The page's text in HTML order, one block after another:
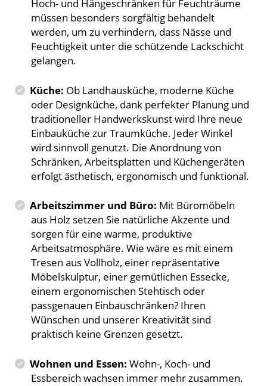
Hoch- und Hängeschränken für Feuchträume
müssen besonders sorgfältig behandelt
werden, um zu verhindern, dass Nässe und
Feuchtigkeit unter die schützende Lackschicht
gelangen.
Küche: Ob Landhausküche, moderne Küche
oder Designküche, dank perfekter Planung und
traditioneller Handwerkskunst wird Ihre neue
Einbauküche zur Traumküche. Jeder Winkel
wird sinnvoll genutzt. Die Anordnung von
Schränken, Arbeitsplatten und Küchengeräten
erfolgt ästhetisch, ergonomisch und funktional.
Arbeitszimmer und Büro: Mit Büromöbeln
aus Holz setzen Sie natürliche Akzente und
sorgen für eine warme, produktive
Arbeitsatmosphäre. Wie wäre es mit einem
Tresen aus Vollholz, einer repräsentative
Möbelskulptur, einer gemütlichen Essecke,
einem ergonomischen Stehtisch oder
passgenauen Einbauschränken? Ihren
Wünschen und unserer Kreativität sind
praktisch keine Grenzen gesetzt.
Wohnen und Essen: Wohn-, Koch- und
Essbereich wachsen immer mehr zusammen.